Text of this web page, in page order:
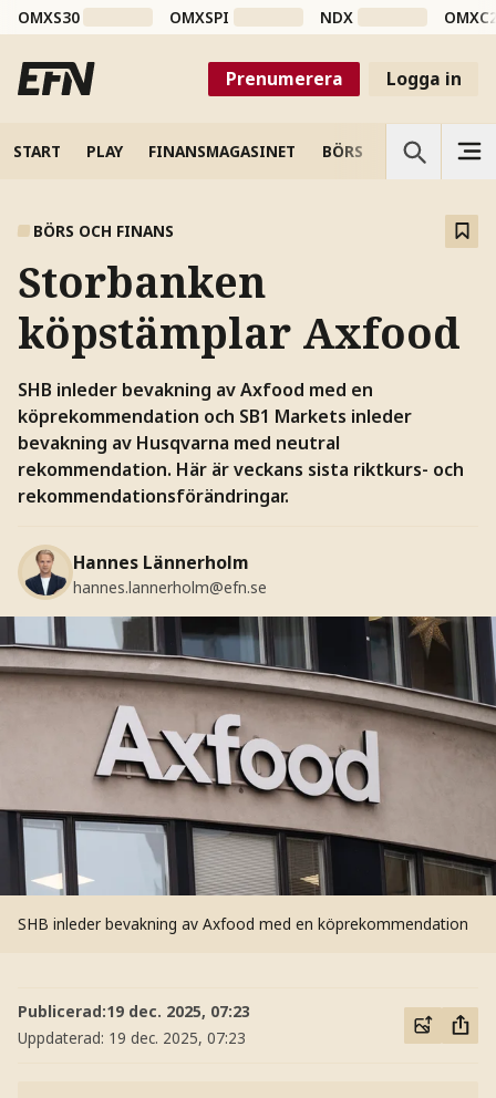
OMXS30 OMXSPI NDX
Prenumerera Logga in
START PLAY FINANSMAGASINET BÖRS VETENSKAP
BÖRS OCH FINANS
Storbanken
köpstämplar Axfood
SHB inleder bevakning av Axfood med en
köprekommendation och SB1 Markets inleder
bevakning av Husqvarna med neutral
rekommendation. Här är veckans sista riktkurs- och
rekommendationsförändringar.
Hannes Lännerholm
hannes.lannerholm@efn.se
SHB inleder bevakning av Axfood med en köprekommendation
Publicerad:19 dec. 2025, 07:23
Uppdaterad: 19 dec. 2025, 07:23